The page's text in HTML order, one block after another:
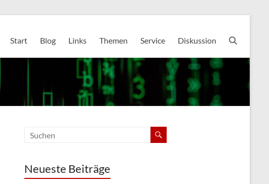
Start Blog Links Themen Service Diskussion
Neueste Beiträge